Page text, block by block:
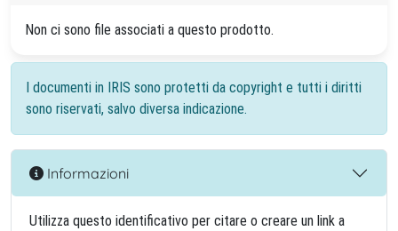
Non ci sono file associati a questo prodotto.
I documenti in IRIS sono protetti da copyright e tutti i diritti
sono riservati, salvo diversa indicazione.
Informazioni
Utilizza questo identificativo per citare o creare un link a